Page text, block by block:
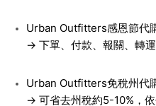
Urban Outfitters感恩節代
→ 下單、付款、報關、轉運
Urban Outfitters免稅州代
→ 可省去州稅約5-10%，依